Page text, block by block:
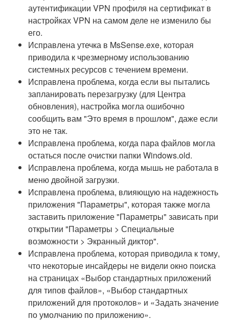
аутентификации VPN профиля на сертификат в
настройках VPN на самом деле не изменило бы
его.
Исправлена утечка в MsSense.exe, которая
приводила к чрезмерному использованию
системных ресурсов с течением времени.
Исправлена проблема, когда если вы пытались
запланировать перезагрузку (для Центра
обновления), настройка могла ошибочно
сообщить вам "Это время в прошлом", даже если
это не так.
Исправлена проблема, когда пара файлов могла
остаться после очистки папки Windows.old.
Исправлена проблема, когда мышь не работала в
меню двойной загрузки.
Исправлена проблема, влияющую на надежность
приложения "Параметры", которая также могла
заставить приложение "Параметры" зависать при
открытии "Параметры > Специальные
возможности > Экранный диктор".
Исправлена проблема, которая приводила к тому,
что некоторые инсайдеры не видели окно поиска
на страницах «Выбор стандартных приложений
для типов файлов», «Выбор стандартных
приложений для протоколов» и «Задать значение
по умолчанию по приложению».